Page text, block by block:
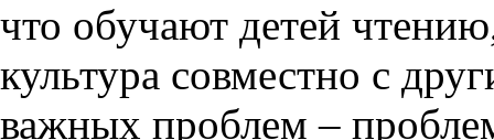
что обучают детей
культура совместно с
важных проблем –